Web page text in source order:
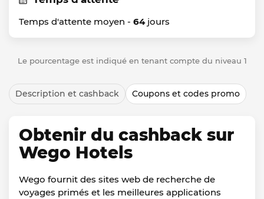
Temps d'attente moyen - 64jours
Le pourcentage est indiqué en tenant compte du niveau 1
Description et cashback Coupons et codes promo
Obtenir du cashback sur
Wego Hotels
Wego fournit des sites web de recherche de
voyages primés et les meilleures applications